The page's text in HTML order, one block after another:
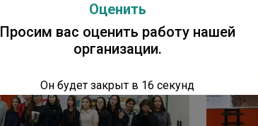
Оценить
Просим вас оценить работу нашей
организации.
Он будет закрыт в 16 секунд